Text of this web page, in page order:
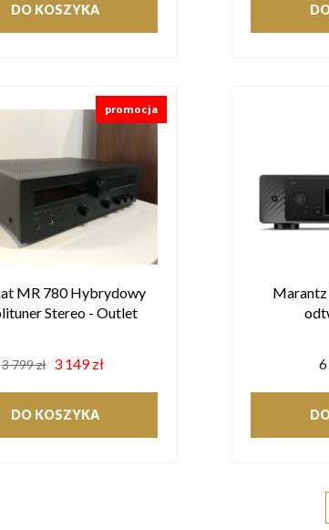
DO KOSZYKA
MR 780 Hybrydowy
Stereo - Outlet
3 799 zł 3 149 zł
DO KOSZYKA
promocja
Marantz